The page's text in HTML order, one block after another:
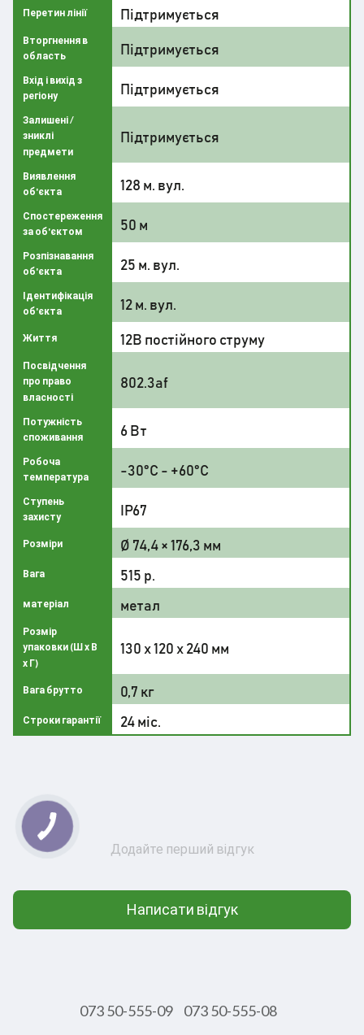
Перетин лінії Підтримується
Вторгнення в
область
Підтримується
Вхід і вихід з
регіону
Підтримується
Залишені /
зниклі
предмети
Підтримується
Виявлення
об'єкта
128 м. вул.
Спостереження
за об'єктом
50 м
Розпізнавання
об'єкта
25 м. вул.
Ідентифікація
об'єкта
12 м. вул.
Життя 12В постійного струму
Посвідчення
про право
власності
802.3af
Потужність
споживання
6 Вт
Робоча
температура
-30°C - +60°C
Ступень
захисту
IP67
Розміри Ø 74,4 × 176,3 мм
Вага 515 р.
матеріал метал
Розмір
упаковки (Ш х В
х Г)
130 х 120 х 240 мм
Вага брутто 0,7 кг
Строки гарантії 24 міс.
Додайте перший відгук
Написати відгук
073 50-555-09 073 50-555-08